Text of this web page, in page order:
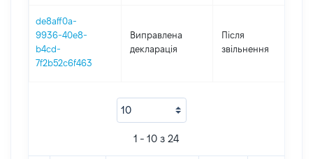
de8aff0a-
9936-40e8-
b4cd-
7f2b52c6f463
Виправлена
декларація
Після
звільнення
1 - 10 з 24